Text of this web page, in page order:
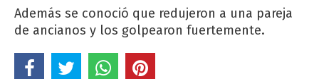
Además se conoció que redujeron a una pareja
de ancianos y los golpearon fuertemente.